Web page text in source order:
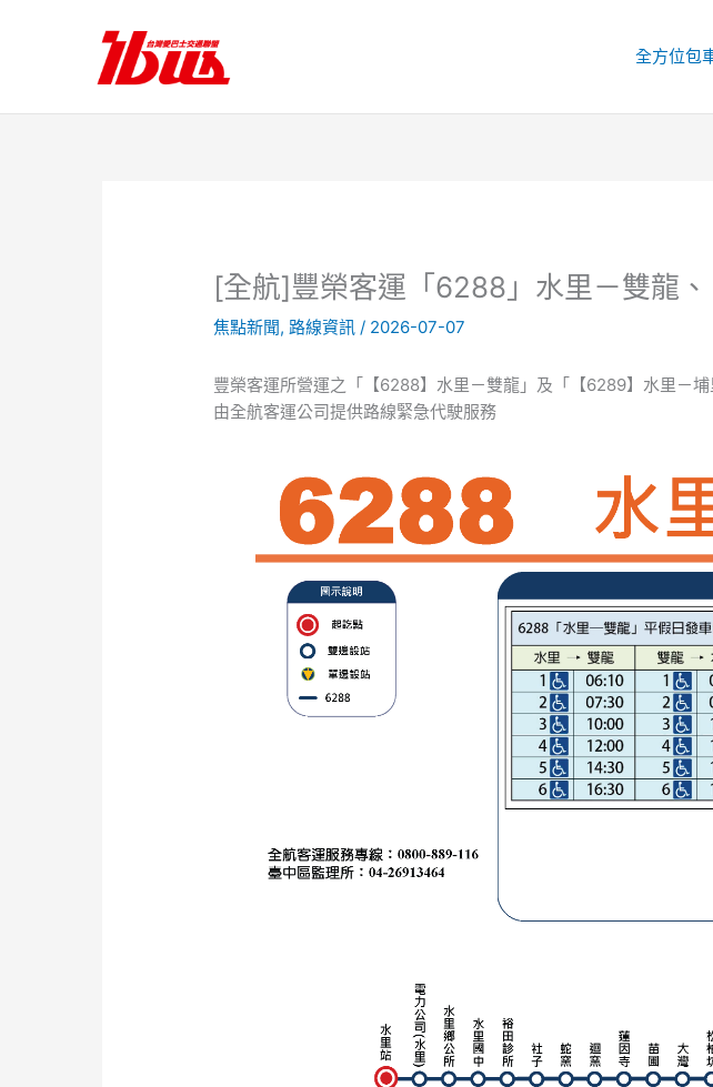
內
全方位包
[全航]豐榮客運「6288」水里－雙龍
焦點新聞, 路線資訊 / 2026-07-07
豐榮客運所營運之「【6288】水里－雙龍」及「【6289】水里－
由全航客運公司提供路線緊急代駛服務